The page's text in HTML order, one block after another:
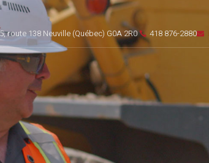
route 138 Neuville (Québec) G0A 2R0 418 876-2880